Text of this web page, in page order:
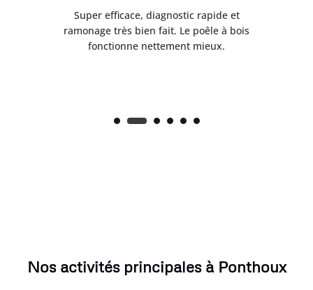
Super efficace, diagnostic rapide et
ramonage très bien fait. Le poêle à bois
fonctionne nettement mieux.
Nos activités principales à Ponthoux